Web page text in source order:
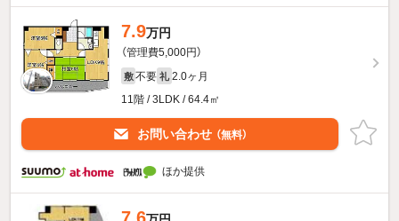
7.9万円
（管理費5,000円）
敷 不要 礼 2.0ヶ月
11階 / 3LDK / 64.4㎡
お問い合わせ （無料）
ほか提供